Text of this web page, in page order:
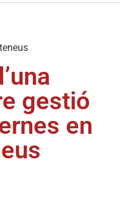
gestió
en